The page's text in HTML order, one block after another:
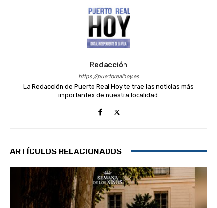
Redacción
https://puertorealhoy.es
La Redacción de Puerto Real Hoy te trae las noticias más
importantes de nuestra localidad.
ARTÍCULOS RELACIONADOS